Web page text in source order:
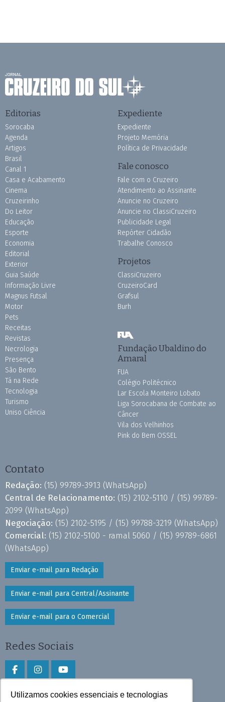
Utilizamos cookies essenciais e tecnologias
Editorias
Sorocaba
Agenda
Artigos
Brasil
Canal 1
Casa e Acabamento
Cinema
Cruzeirinho
Do Leitor
Educação
Esporte
Economia
Editorial
Exterior
Guia Saúde
Informação Livre
Magnus Futsal
Motor
Pets
Receitas
Revistas
Necrologia
Presença
São Bento
Tá na Rede
Tecnologia
Turismo
Uniso Ciência
Expediente
Expediente
Projeto Memória
Política de Privacidade
Fale conosco
Fale com o Cruzeiro
Atendimento ao Assinante
Anuncie no Cruzeiro
Anuncie no ClassiCruzeiro
Publicidade Legal
Repórter Cidadão
Trabalhe Conosco
Projetos
ClassiCruzeiro
CruzeiroCard
Grafsul
Burh
Fundação Ubaldino do
Amaral
FUA
Colégio Politécnico
Lar Escola Monteiro Lobato
Liga Sorocabana de Combate ao
Câncer
Vila dos Velhinhos
Pink do Bem OSSEL
Contato
Redação: (15) 99789-3913 (WhatsApp)
Central de Relacionamento: (15) 2102-5110 / (15) 99789-
2099 (WhatsApp)
Negociação: (15) 2102-5195 / (15) 99788-3219 (WhatsApp)
Comercial: (15) 2102-5100 - ramal 5060 / (15) 99789-6861
(WhatsApp)
Enviar e-mail para Redação
Enviar e-mail para Central/Assinante
Enviar e-mail para o Comercial
Redes Sociais